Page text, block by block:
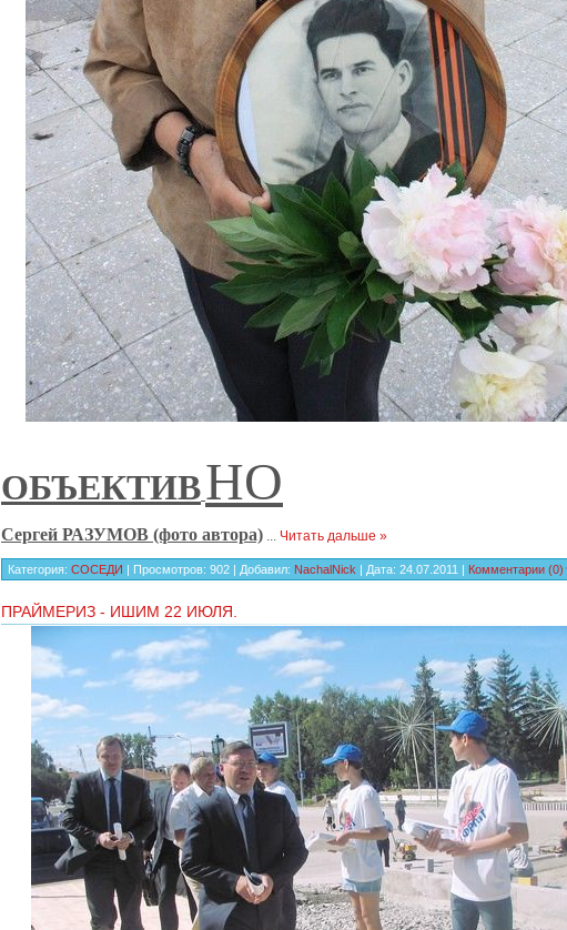
ОБЪЕКТИВНО
Сергей РАЗУМОВ (фото автора) ... Читать дальше »
Категория: СОСЕДИ | Просмотров: 902 | Добавил: NachalNick | Дата: 24.07.2011 | Комментарии (0)
ПРАЙМЕРИЗ - ИШИМ 22 ИЮЛЯ.